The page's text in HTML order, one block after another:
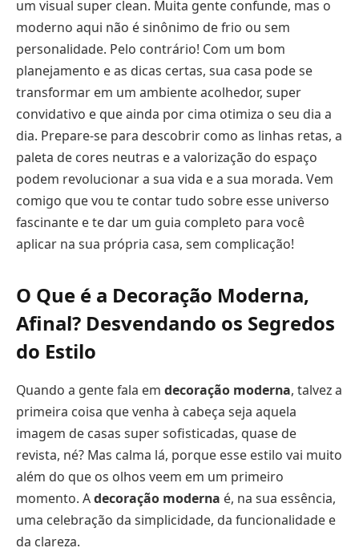
um visual super clean. Muita gente confunde, mas o
moderno aqui não é sinônimo de frio ou sem
personalidade. Pelo contrário! Com um bom
planejamento e as dicas certas, sua casa pode se
transformar em um ambiente acolhedor, super
convidativo e que ainda por cima otimiza o seu dia a
dia. Prepare-se para descobrir como as linhas retas, a
paleta de cores neutras e a valorização do espaço
podem revolucionar a sua vida e a sua morada. Vem
comigo que vou te contar tudo sobre esse universo
fascinante e te dar um guia completo para você
aplicar na sua própria casa, sem complicação!
O Que é a Decoração Moderna,
Afinal? Desvendando os Segredos
do Estilo
Quando a gente fala em decoração moderna, talvez a
primeira coisa que venha à cabeça seja aquela
imagem de casas super sofisticadas, quase de
revista, né? Mas calma lá, porque esse estilo vai muito
além do que os olhos veem em um primeiro
momento. Adecoração moderna é, na sua essência,
uma celebração da simplicidade, da funcionalidade e
da clareza.